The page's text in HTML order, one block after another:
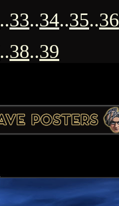
..33..34..35..36
..38..39